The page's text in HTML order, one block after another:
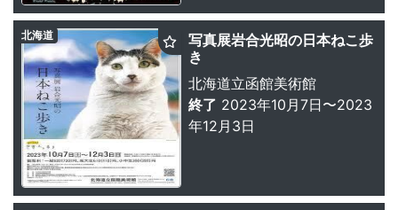
写真展岩合光昭の日本ねこ歩
き
北海道立函館美術館
終了 2023年10月7日〜2023
年12月3日
北海道